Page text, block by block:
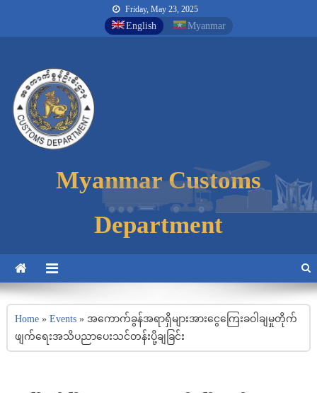
Friday, May 23, 2025
English Myanmar
Myanmar Customs
Department
Home» Events» အကောက်ခွန်အရာရှိများအားငွေကြေးခဝါချမှုတိုက်
ဖျက်ရေးအသိပညာပေးသင်တန်းပို့ချခြင်း